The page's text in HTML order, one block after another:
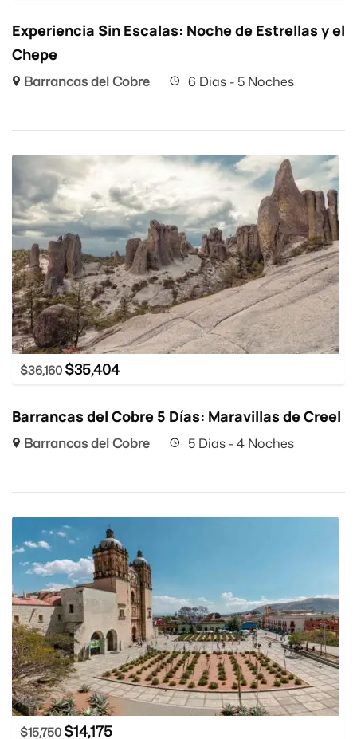
Experiencia Sin Escalas: Noche de Estrellas y el
Chepe
Barrancas del Cobre 6 Dias - 5 Noches
$36,160$35,404
Barrancas del Cobre 5 Días: Maravillas de Creel
Barrancas del Cobre 5 Dias - 4 Noches
$15,750$14,175